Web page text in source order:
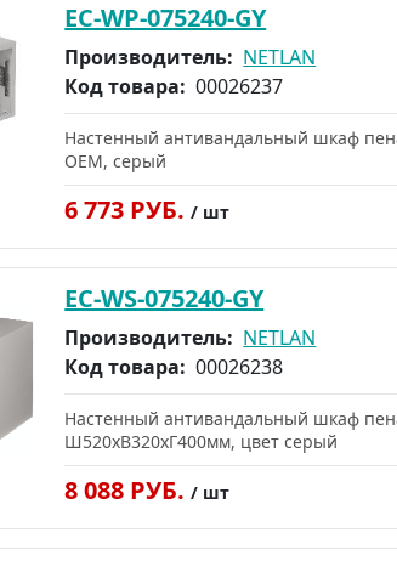
EC-WP-075240-GY
Производитель: NETLAN
Код товара: 00026237
Настенный антивандальный шкаф
OEM, серый
6 773 РУБ./ шт
EC-WS-075240-GY
Производитель: NETLAN
Код товара: 00026238
Настенный антивандальный шкаф
Ш520хВ320хГ400мм, цвет серый
8 088 РУБ./ шт